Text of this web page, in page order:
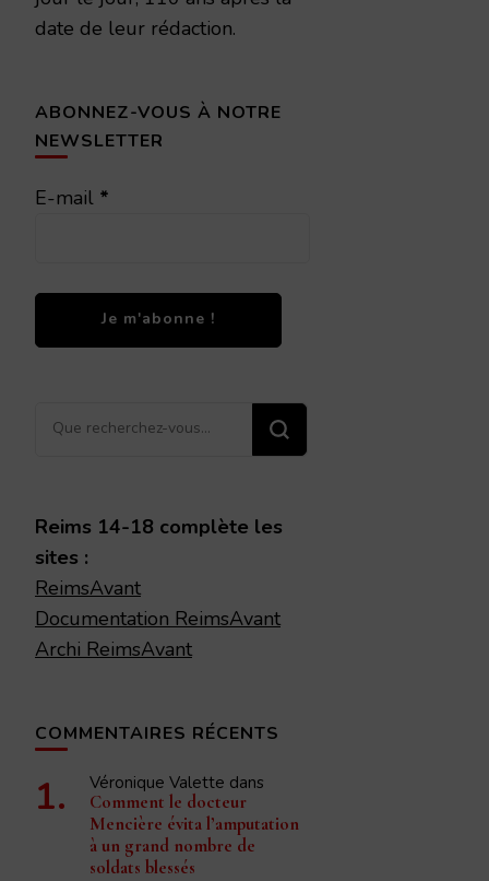
date de leur rédaction.
ABONNEZ-VOUS À NOTRE
NEWSLETTER
E-mail *
Vous
Reims 14-18 complète les
sites :
ReimsAvant
Documentation ReimsAvant
Archi ReimsAvant
COMMENTAIRES RÉCENTS
Véronique Valette dans
Comment le docteur
Mencière évita l’amputation
à un grand nombre de
soldats blessés